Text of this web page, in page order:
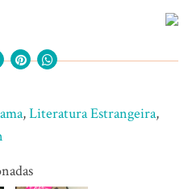
,Literatura Estrangeira,